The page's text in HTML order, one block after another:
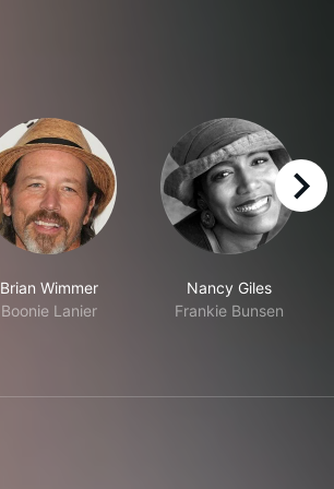
Brian Wimmer
Boonie Lanier
Nancy Giles
Frankie Bunsen
right